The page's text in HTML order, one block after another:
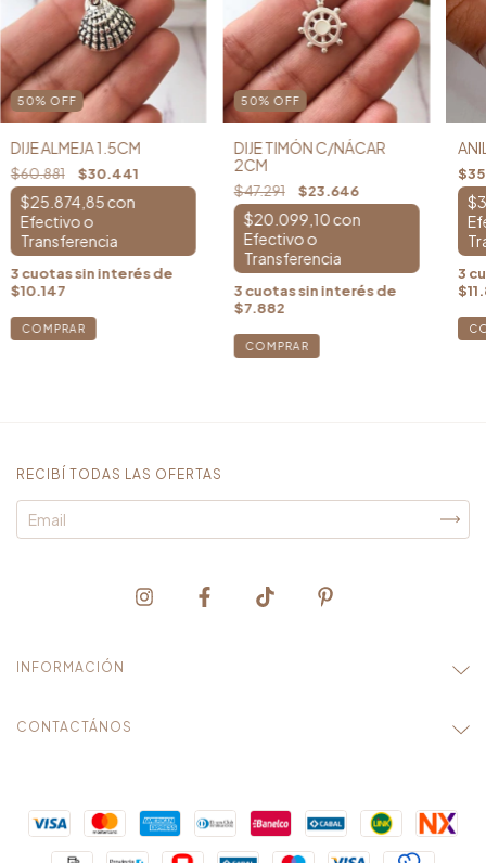
50% OFF
DIJE ALMEJA 1.5CM
$60.881 $30.441
$25.874,85con
3cuotas sin interés de
$10.147
50% OFF
DIJE TIMÓN C/NÁCAR
2CM
$47.291 $23.646
$20.099,10con
3cuotas sin interés de
$7.882
3
RECIBÍ TODAS LAS OFERTAS
INFORMACIÓN
CONTACTÁNOS